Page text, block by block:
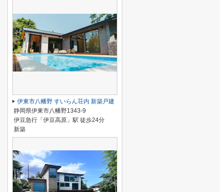
伊東市八幡野 すいらん荘内 新築戸建
静岡県伊東市八幡野1343-9
伊豆急行「伊豆高原」駅 徒歩24分
新築